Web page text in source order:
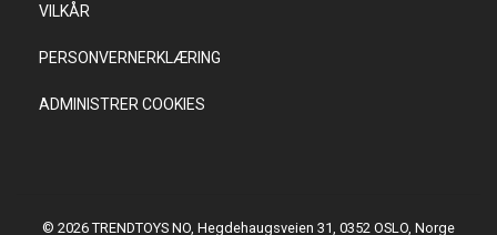
VILKÅR
PERSONVERNERKLÆRING
ADMINISTRER COOKIES
© 2026 TRENDTOYS NO, Hegdehaugsveien 31, 0352 OSLO, Norge